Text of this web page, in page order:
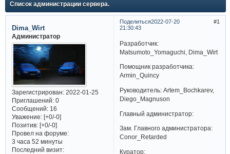
Список администрации сервера.
Поделиться 1
2022-07-20
21:30:43
Dima_Wirt
Администратор
Зарегистрирован: 2022-01-25
Приглашений:0
Сообщений:16
Уважение: [+0/-0]
Позитив: [+0/-0]
Провел на форуме:
3 часа 52 минуты
Последний визит:
Разработчик:
Matsumoto_Yomaguchi, Dima_Wirt
Помощник разработчика:
Armin_Quincy
Руководитель: Artem_Bochkarev,
Diego_Magnuson
Главный администратор:
Зам. Главного администратора:
Conor_Retarded
Куратор: